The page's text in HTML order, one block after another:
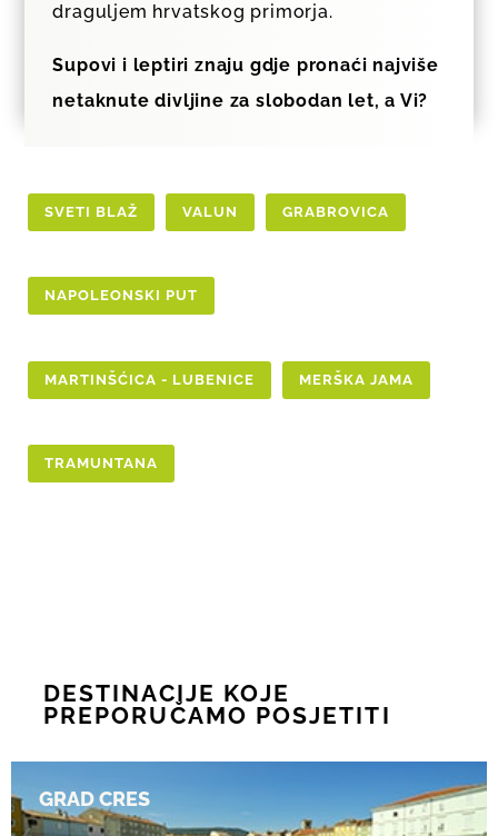
draguljem hrvatskog primorja.
Supovi i leptiri znaju gdje pronaći najviše
netaknute divljine za slobodan let, a Vi?
SVETI BLAŽ VALUN GRABROVICA
NAPOLEONSKI PUT
MARTINŠĆICA - LUBENICE MERŠKA JAMA
TRAMUNTANA
DESTINACIJE KOJE
PREPORUČAMO POSJETITI
GRAD CRES
GRAD CRES